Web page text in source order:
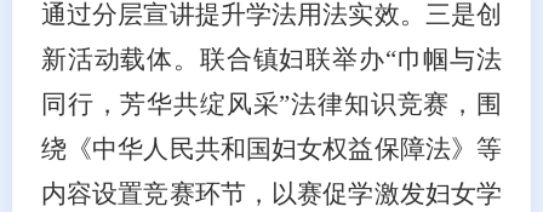
通过分层宣讲提升学法用法实效。三是创
新活动载体。联合镇妇联举办“巾帼与法
同行，芳华共绽风采”法律知识竞赛，围
绕《中华人民共和国妇女权益保障法》等
内容设置竞赛环节，以赛促学激发妇女学